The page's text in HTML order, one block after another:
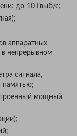
до 10 Гвыб/с;
аппаратных
в непрерывном
сигнала,
памятью;
мощный